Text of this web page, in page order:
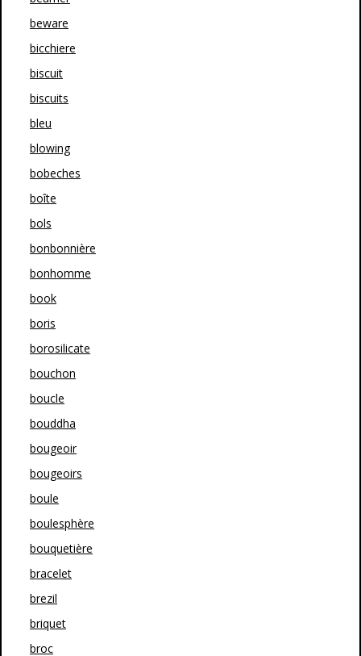
beware
bicchiere
biscuit
biscuits
bleu
blowing
bobeches
boîte
bols
bonbonnière
bonhomme
book
boris
borosilicate
bouchon
boucle
bouddha
bougeoir
bougeoirs
boule
boulesphère
bouquetière
bracelet
brezil
briquet
broc